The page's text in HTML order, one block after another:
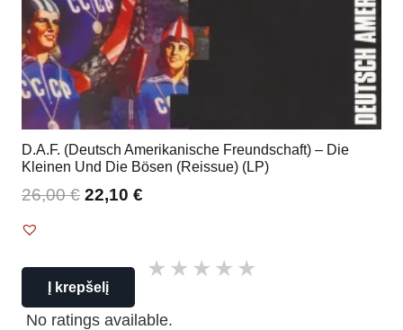
D.A.F. (Deutsch Amerikanische Freundschaft) – Die
Kleinen Und Die Bösen (Reissue) (LP)
26,00€ 22,10 €
Į krepšelį
No ratings available.